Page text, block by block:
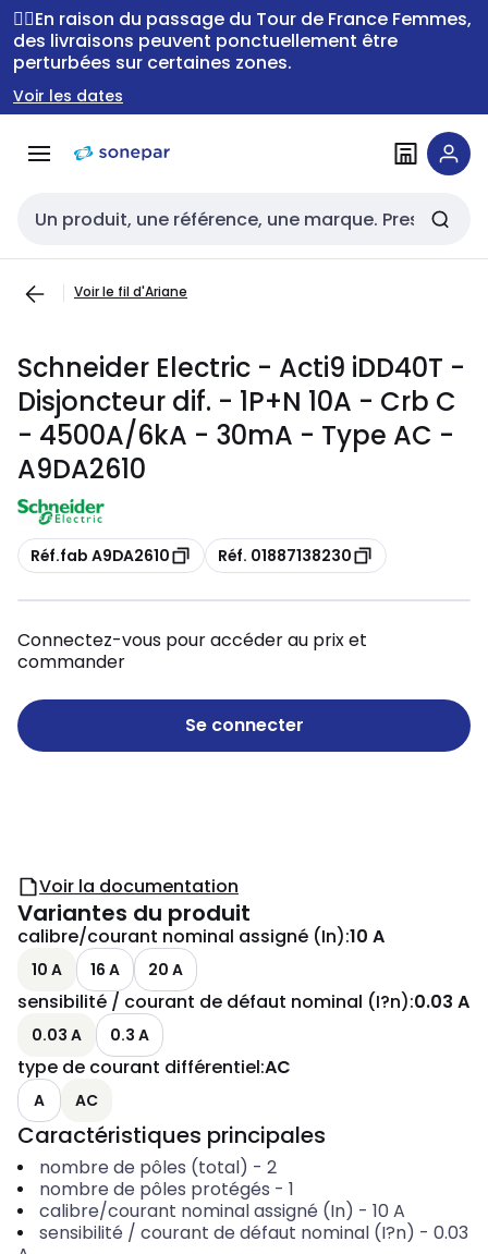
Passer à la
navigation
Passer
au
contenu
🚴‍♂️En raison du passage du Tour de France Femmes,
des livraisons peuvent ponctuellement être
perturbées sur certaines zones.
Voir les dates
Entrée de recherche
Voir le fil d'Ariane
Schneider Electric - Acti9 iDD40T -
Disjoncteur dif. - 1P+N 10A - Crb C
- 4500A/6kA - 30mA - Type AC -
A9DA2610
Copie
Réf.fab A9DA2610 Copie
Réf. 01887138230
Connectez-vous pour accéder au prix et
commander
Se connecter
Voir la documentation
Variantes du produit
calibre/courant nominal assigné (In):10 A
10 A 16 A 20 A
sensibilité / courant de défaut nominal (I?n):0.03 A
0.03 A 0.3 A
type de courant différentiel:AC
A AC
Caractéristiques principales
nombre de pôles (total) - 2
nombre de pôles protégés - 1
calibre/courant nominal assigné (In) - 10 A
sensibilité / courant de défaut nominal (I?n) - 0.03